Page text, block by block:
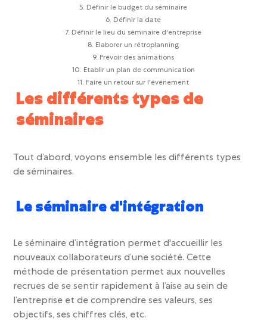
5. Définir le budget du séminaire
6. Définir la date
7. Définir le lieu du séminaire d'entreprise
8. Elaborer un rétroplanning
9. Prévoir des animations
10. Etablir un plan de communication
11. Faire un retour sur l'événement
Les différents types de
séminaires
Tout d’abord, voyons ensemble les différents types
de séminaires.
Le séminaire d'intégration
Le séminaire d’intégration permet d'accueillir les
nouveaux collaborateurs d’une société. Cette
méthode de présentation permet aux nouvelles
recruesde se sentir rapidement à l’aise au sein de
l’entreprise et de comprendre ses valeurs, ses
objectifs, ses chiffres clés, etc.